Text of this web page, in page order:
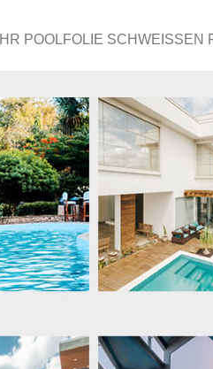
IHR POOLFOLIE SCHWEISSEN